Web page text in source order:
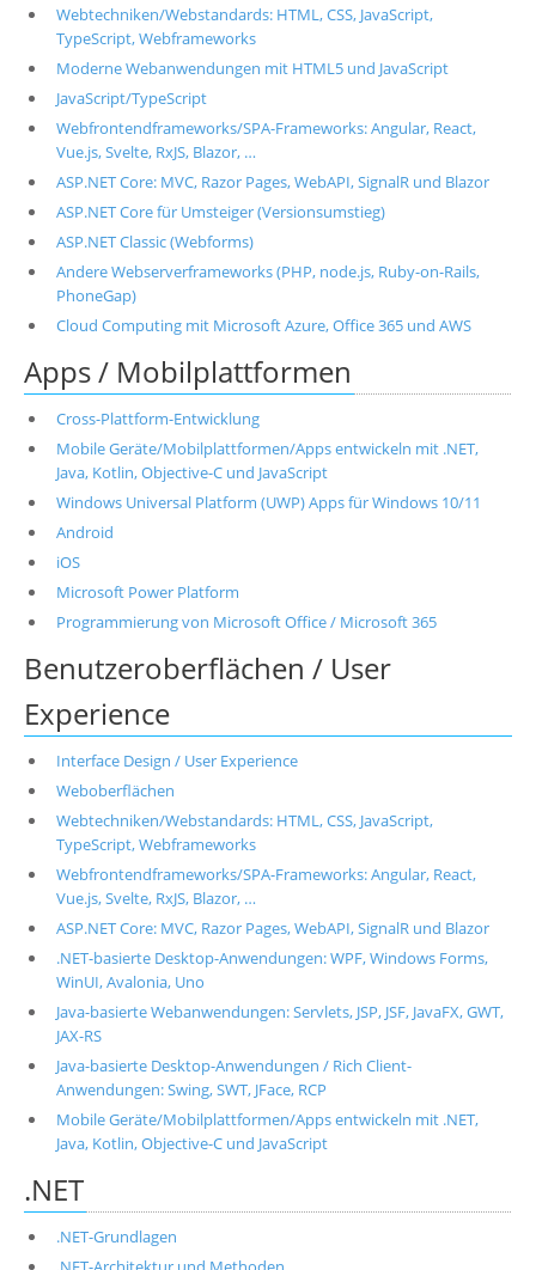
Webtechniken/Webstandards: HTML, CSS, JavaScript,
TypeScript, Webframeworks
Moderne Webanwendungen mit HTML5 und JavaScript
JavaScript/TypeScript
Webfrontendframeworks/SPA-Frameworks: Angular, React,
Vue.js, Svelte, RxJS, Blazor, …
ASP.NET Core: MVC, Razor Pages, WebAPI, SignalR und Blazor
ASP.NET Core für Umsteiger (Versionsumstieg)
ASP.NET Classic (Webforms)
Andere Webserverframeworks (PHP, node.js, Ruby-on-Rails,
PhoneGap)
Cloud Computing mit Microsoft Azure, Office 365 und AWS
Apps / Mobilplattformen
Cross-Plattform-Entwicklung
Mobile Geräte/Mobilplattformen/Apps entwickeln mit .NET,
Java, Kotlin, Objective-C und JavaScript
Windows Universal Platform (UWP) Apps für Windows 10/11
Android
iOS
Microsoft Power Platform
Programmierung von Microsoft Office / Microsoft 365
Benutzeroberflächen / User
Experience
Interface Design / User Experience
Weboberflächen
Webtechniken/Webstandards: HTML, CSS, JavaScript,
TypeScript, Webframeworks
Webfrontendframeworks/SPA-Frameworks: Angular, React,
Vue.js, Svelte, RxJS, Blazor, …
ASP.NET Core: MVC, Razor Pages, WebAPI, SignalR und Blazor
.NET-basierte Desktop-Anwendungen: WPF, Windows Forms,
WinUI, Avalonia, Uno
Java-basierte Webanwendungen: Servlets, JSP, JSF, JavaFX, GWT,
JAX-RS
Java-basierte Desktop-Anwendungen / Rich Client-
Anwendungen: Swing, SWT, JFace, RCP
Mobile Geräte/Mobilplattformen/Apps entwickeln mit .NET,
Java, Kotlin, Objective-C und JavaScript
.NET
.NET-Grundlagen